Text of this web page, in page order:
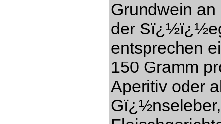
Grundwein
der
entsprechen
150 Gramm
Aperitiv oder